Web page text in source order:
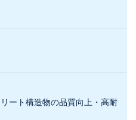
ート構造物の品質向上・高耐